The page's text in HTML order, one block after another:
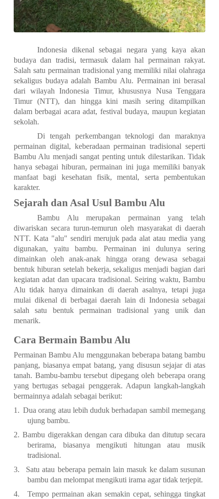
Indonesia dikenal sebagai negara yang kaya akan
budaya dan tradisi, termasuk dalam hal permainan rakyat.
Salah satu permainan tradisional yang memiliki nilai olahraga
sekaligus budaya adalah Bambu Alu. Permainan ini berasal
dari wilayah Indonesia Timur, khususnya Nusa Tenggara
Timur (NTT), dan hingga kini masih sering ditampilkan
dalam berbagai acara adat, festival budaya, maupun kegiatan
sekolah.
Di tengah perkembangan teknologi dan maraknya
permainan digital, keberadaan permainan tradisional seperti
Bambu Alu menjadi sangat penting untuk dilestarikan. Tidak
hanya sebagai hiburan, permainan ini juga memiliki banyak
manfaat bagi kesehatan fisik, mental, serta pembentukan
karakter.
Sejarah dan Asal Usul Bambu Alu
Bambu Alu merupakan permainan yang telah
diwariskan secara turun-temurun oleh masyarakat di daerah
NTT. Kata "alu" sendiri merujuk pada alat atau media yang
digunakan, yaitu bambu. Permainan ini dulunya sering
dimainkan oleh anak-anak hingga orang dewasa sebagai
bentuk hiburan setelah bekerja, sekaligus menjadi bagian dari
kegiatan adat dan upacara tradisional. Seiring waktu, Bambu
Alu tidak hanya dimainkan di daerah asalnya, tetapi juga
mulai dikenal di berbagai daerah lain di Indonesia sebagai
salah satu bentuk permainan tradisional yang unik dan
menarik.
Cara Bermain Bambu Alu
Permainan Bambu Alu menggunakan beberapa batang bambu
panjang, biasanya empat batang, yang disusun sejajar di atas
tanah. Bambu-bambu tersebut dipegang oleh beberapa orang
yang bertugas sebagai penggerak. Adapun langkah-langkah
bermainnya adalah sebagai berikut:
1. Dua orang atau lebih duduk berhadapan sambil memegang
ujung bambu.
2. Bambu digerakkan dengan cara dibuka dan ditutup secara
berirama, biasanya mengikuti hitungan atau musik
tradisional.
3.
Satu atau beberapa pemain lain masuk ke dalam susunan
bambu dan melompat mengikuti irama agar tidak terjepit.
4.
Tempo permainan akan semakin cepat, sehingga tingkat